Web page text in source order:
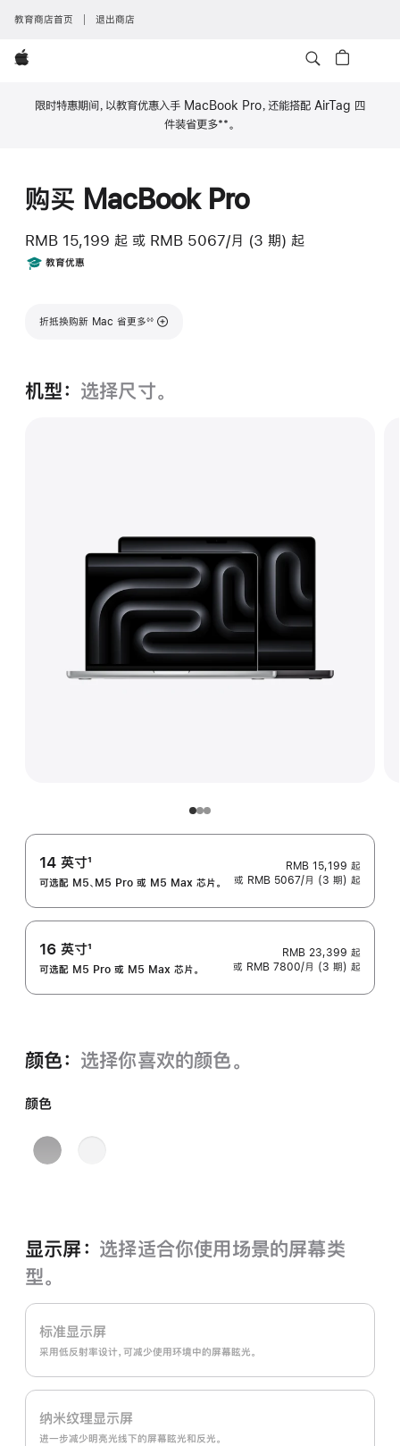
教育商店首页 退出商店
Apple
限时特惠期间，以教育优惠入手 MacBook Pro，还能搭配 AirTag 四
件装省更多**。
购买 MacBook Pro
RMB 15,199 起 或 RMB 5067/月 (3 期) 起
Includes
教育优惠
折抵换购新 Mac 省更多
脚注
◊◊
机型： 选择尺寸。
14 英寸
脚
1
可选配 M5、M5 Pro 或 M5 Max 芯片。
RMB 15,199 起
或 RMB 5067/月 (3 期) 起
16 英寸
脚
1
可选配 M5 Pro 或 M5 Max 芯片。
RMB 23,399 起
或 RMB 7800/月 (3 期) 起
颜色： 选择你喜欢的颜色。
颜色
深
空
银
显示屏： 选择适合你使用场景的屏幕类
型。
标准显示屏
采用低反射率设计，可减少使用环境中的屏幕眩光。
纳米纹理显示屏
进一步减少明亮光线下的屏幕眩光和反光。